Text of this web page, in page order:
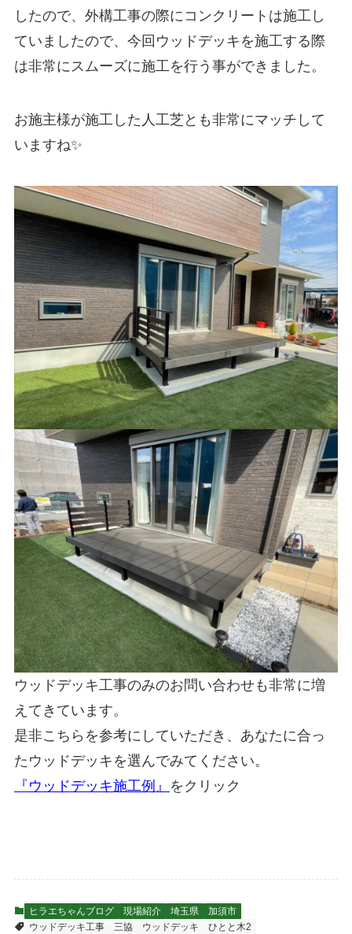
したので、外構工事の際にコンクリートは施工し
ていましたので、今回ウッドデッキを施工する際
は非常にスムーズに施工を行う事ができました。
お施主様が施工した人工芝とも非常にマッチして
いますね✨
ウッドデッキ工事のみのお問い合わせも非常に増
えてきています。
是非こちらを参考にしていただき、あなたに合っ
たウッドデッキを選んでみてください。
『ウッドデッキ施工例』
をクリック
ヒラエちゃんブログ 現場紹介 埼玉県
加須市
ウッドデッキ工事
三協 ウッドデッキ ひとと木2